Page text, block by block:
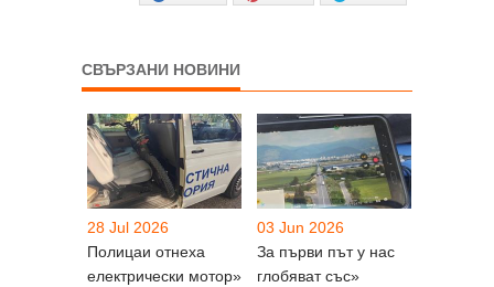
СВЪРЗАНИ НОВИНИ
28 Jul 2026
Полицаи отнеха
електрически мотор»
03 Jun 2026
За първи път у нас
глобяват със»